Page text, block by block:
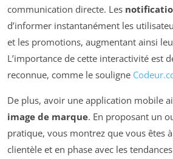
communication directe. Les
d’informer instantanément les
et les promotions, augmentant ainsi
L’importance de cette interactivité est
reconnue, comme le souligne
De plus, avoir une application mobile
image de marque. En proposant un
pratique, vous montrez que vous êtes
clientèle et en phase avec les